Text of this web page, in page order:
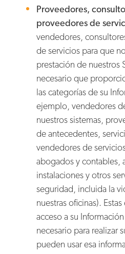
Proveedores,
proveedores de
vendedores,
de servicios para que
prestación de nuestros
necesario que
las categorías de su
ejemplo, vendedores
nuestros sistemas,
de antecedentes,
vendedores de
abogados y contables,
instalaciones y otros
seguridad, incluida la
nuestras oficinas).
acceso a su
necesario para realizar
pueden usar esa